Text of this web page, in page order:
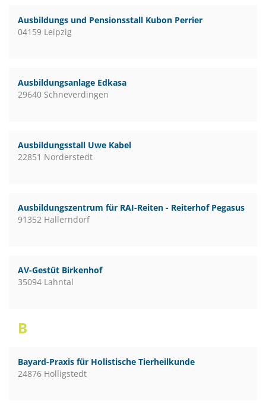
Ausbildungs und Pensionsstall Kubon Perrier
04159 Leipzig
Ausbildungsanlage Edkasa
29640 Schneverdingen
Ausbildungsstall Uwe Kabel
22851 Norderstedt
Ausbildungszentrum für RAI-Reiten - Reiterhof Pegasus
91352 Hallerndorf
AV-Gestüt Birkenhof
35094 Lahntal
B
Bayard-Praxis für Holistische Tierheilkunde
24876 Holligstedt